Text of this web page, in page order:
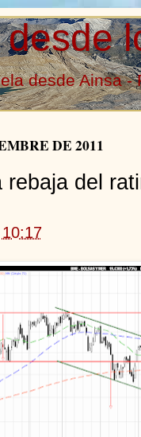
desde Ainsa -
DE 2011
rebaja del
10:17